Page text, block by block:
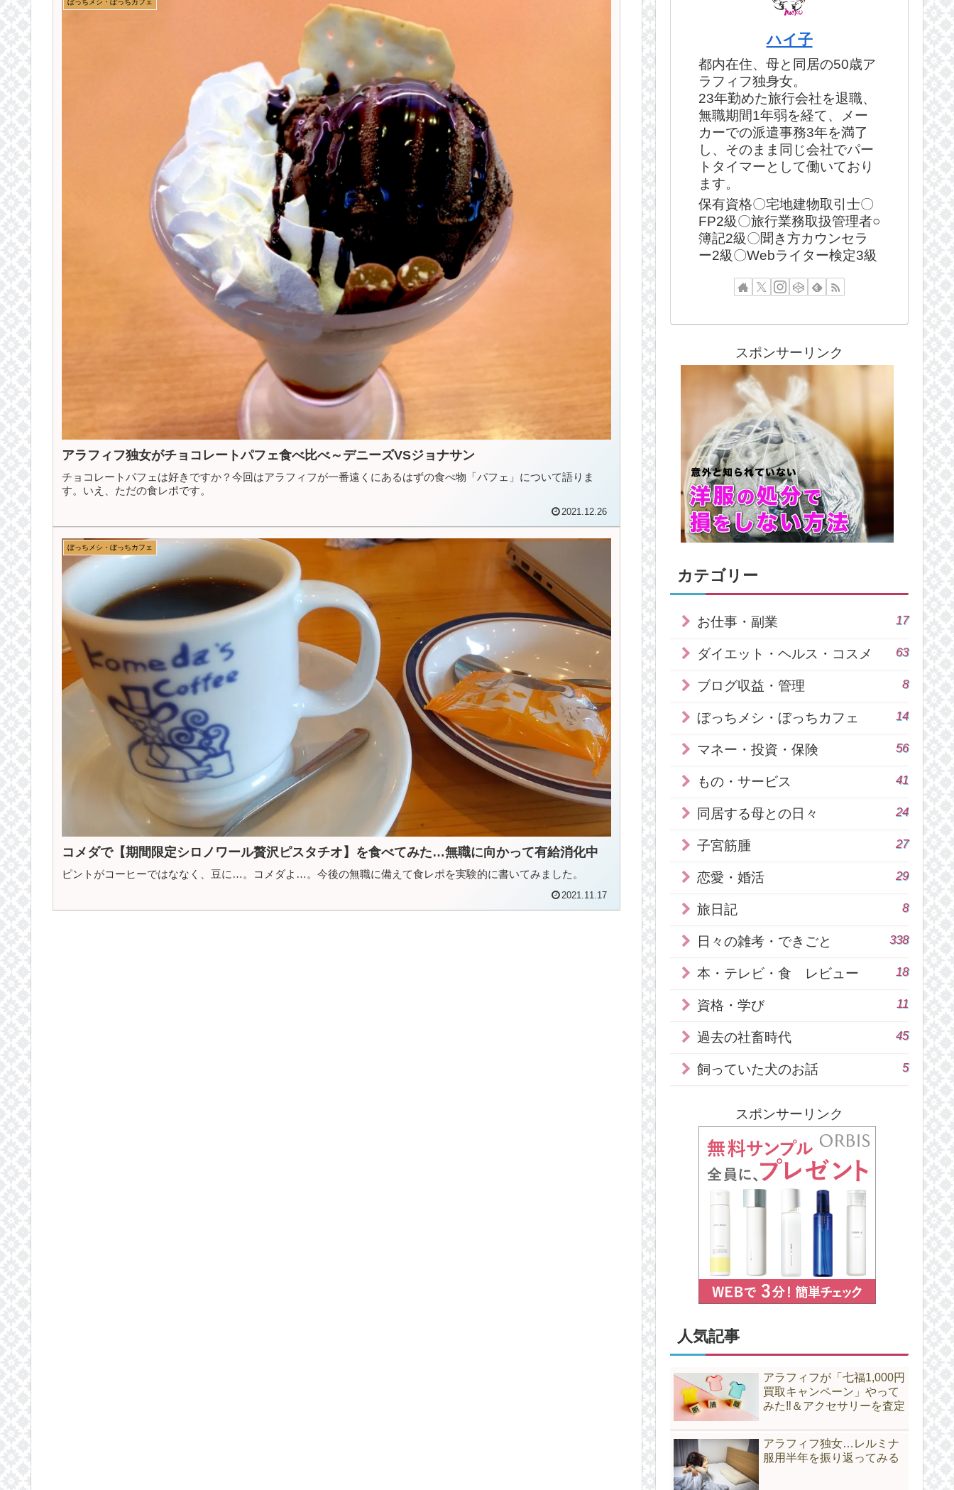
アラフィフ独女がチョコレートパフェ食べ比べ～デニーズVSジョナサン
チョコレートパフェは好きですか？今回はアラフィフが一番遠くにあるはずの食べ物「パフェ」について語りま
す。いえ、ただの食レポです。
2021.12.26
ぼっちメシ・ぼっちカフェ
コメダで【期間限定シロノワール贅沢ピスタチオ】を食べてみた…無職に向かって有給消化中
ピントがコーヒーではななく、豆に…。コメダよ…。今後の無職に備えて食レポを実験的に書いてみました。
2021.11.17
ハイ子
都内在住、母と同居の50歳ア
ラフィフ独身女。
23年勤めた旅行会社を退職、
無職期間1年弱を経て、メー
カーでの派遣事務3年を満了
し、そのまま同じ会社でパー
トタイマーとして働いており
ます。
保有資格〇宅地建物取引士〇
FP2級〇旅行業務取扱管理者○
簿記2級〇聞き方カウンセラ
ー2級〇Webライター検定3級
スポンサーリンク
カテゴリー
お仕事・副業 17
ダイエット・ヘルス・コスメ 63
ブログ収益・管理 8
ぼっちメシ・ぼっちカフェ 14
マネー・投資・保険 56
もの・サービス 41
同居する母との日々 24
子宮筋腫 27
恋愛・婚活 29
旅日記 8
日々の雑考・できごと 338
本・テレビ・食 レビュー 18
資格・学び 11
過去の社畜時代 45
飼っていた犬のお話 5
スポンサーリンク
人気記事
アラフィフが「七福1,000円
買取キャンペーン」やって
みた‼＆アクセサリーを査定
アラフィフ独女…レルミナ
服用半年を振り返ってみる